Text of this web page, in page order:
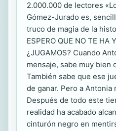
2.000.000 de lectores
Gómez-Jurado es,
truco de magia de la
ESPERO QUE NO TE HA
¿JUGAMOS? Cuando
mensaje, sabe muy bien
También sabe que ese
de ganar. Pero a Antonia
Después de todo este
realidad ha acabado
cinturón negro en